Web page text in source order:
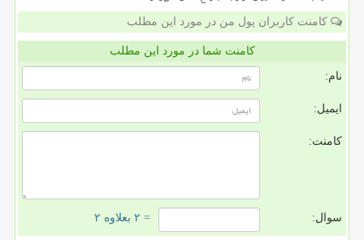
کامنت کاربران پول من در مورد این مطلب
کامنت شما در مورد این مطلب
نام:
ایمیل:
کامنت:
سوال: = ۲ بعلاوه ۲